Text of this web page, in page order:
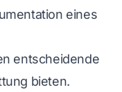
eines
entscheidende
bieten.